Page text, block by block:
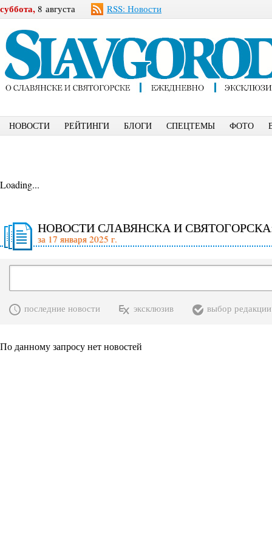
суббота, 8 августа RSS: Новости
НОВОСТИ РЕЙТИНГИ БЛОГИ СПЕЦТЕМЫ ФОТО
Loading...
НОВОСТИ СЛАВЯНСКА И
за 17 января 2025 г.
последние новости эксклюзив выбор редакции
По данному запросу нет новостей